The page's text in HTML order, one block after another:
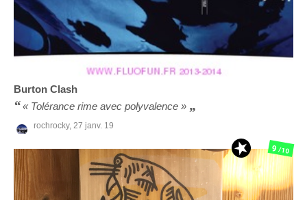
Burton Clash
« Tolérance rime avec polyvalence »
rochrocky, 27 janv. 19
9/10